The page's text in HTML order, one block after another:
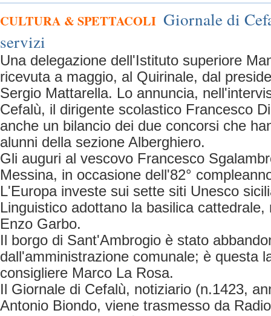
CULTURA & SPETTACOLI Giornale di
servizi
Una delegazione dell'Istituto superiore
ricevuta a maggio, al Quirinale, dal
Sergio Mattarella. Lo annuncia,
Cefalù, il dirigente scolastico Francesco
anche un bilancio dei due concorsi che
alunni della sezione Alberghiero.
Gli auguri al vescovo Francesco
Messina, in occasione dell'82°
L'Europa investe sui sette siti Unesco
Linguistico adottano la basilica
Enzo Garbo.
Il borgo di Sant'Ambrogio è stato
dall'amministrazione comunale; è questa
consigliere Marco La Rosa.
Il Giornale di Cefalù, notiziario (n.1423,
Antonio Biondo, viene trasmesso da